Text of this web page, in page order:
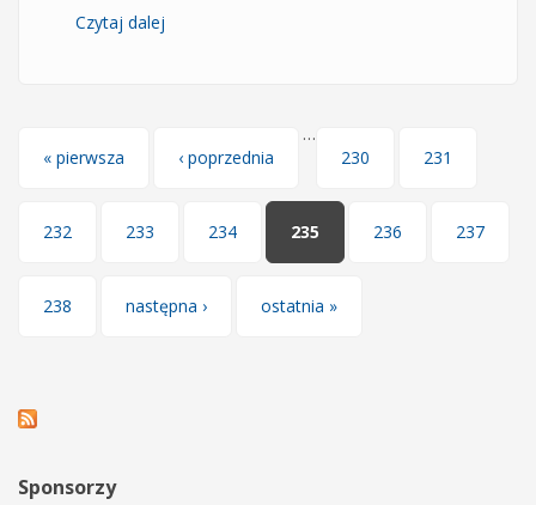
Czytaj dalej
Strony
« pierwsza ‹ poprzednia
…
230
231
232 233 234 235 236 237
238 następna › ostatnia »
Sponsorzy